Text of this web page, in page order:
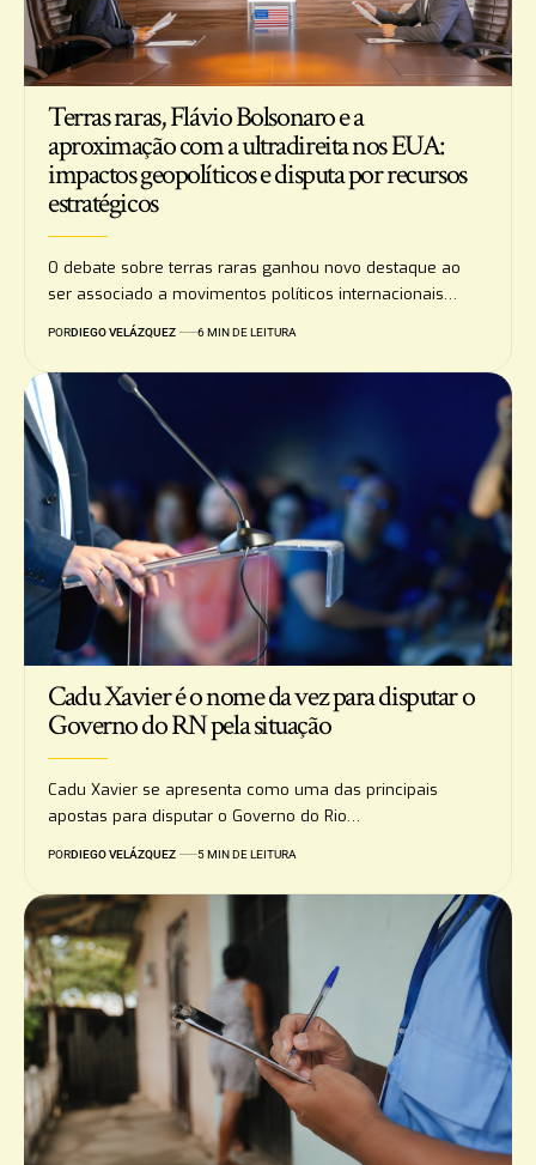
Terras raras, Flávio Bolsonaro e a
aproximação com a ultradireita nos EUA:
impactos geopolíticos e disputa por recursos
estratégicos
O debate sobre terras raras ganhou novo destaque ao
ser associado a movimentos políticos internacionais…
PORDIEGO VELÁZQUEZ 6 MIN DE LEITURA
Cadu Xavier é o nome da vez para disputar o
Governo do RN pela situação
Cadu Xavier se apresenta como uma das principais
apostas para disputar o Governo do Rio…
PORDIEGO VELÁZQUEZ 5 MIN DE LEITURA